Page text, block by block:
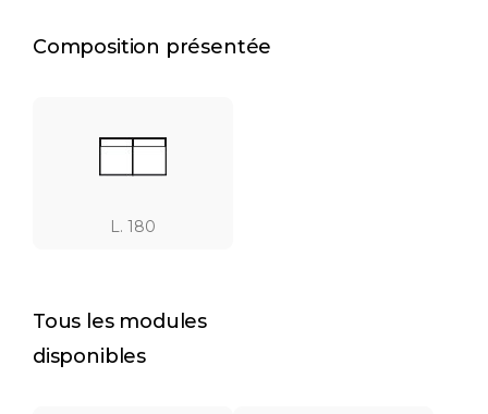
Composition présentée
L. 180
Tous les modules
disponibles